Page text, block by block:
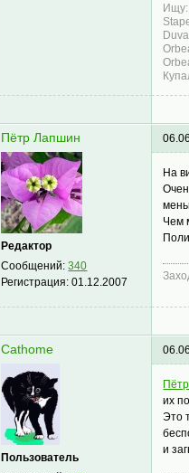
Ищу:
Пётр Лапшин
Редактор
Сообщений:340
Регистрация:01.12.2007
На
Чем
Cathome
Пользователь
их
Это
и